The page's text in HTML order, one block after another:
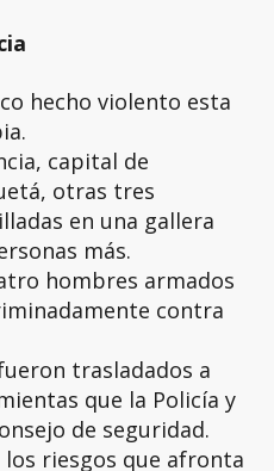
hecho violento esta
capital de
otras tres
en una gallera
más.
hombres armados
contra
trasladados a
que la Policía y
de seguridad.
riesgos que afronta